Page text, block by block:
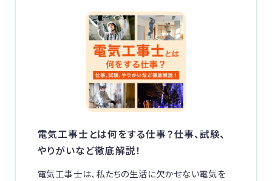
電気工事士とは何をする仕事？仕事、試験、
やりがいなど徹底解説！
電気工事士は、私たちの生活に欠かせない電気を